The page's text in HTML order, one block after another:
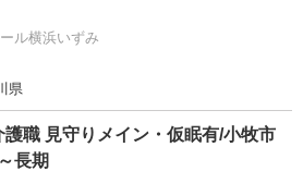
ル横浜いずみ
県
職 見守りメイン・仮眠有/小牧市
長期